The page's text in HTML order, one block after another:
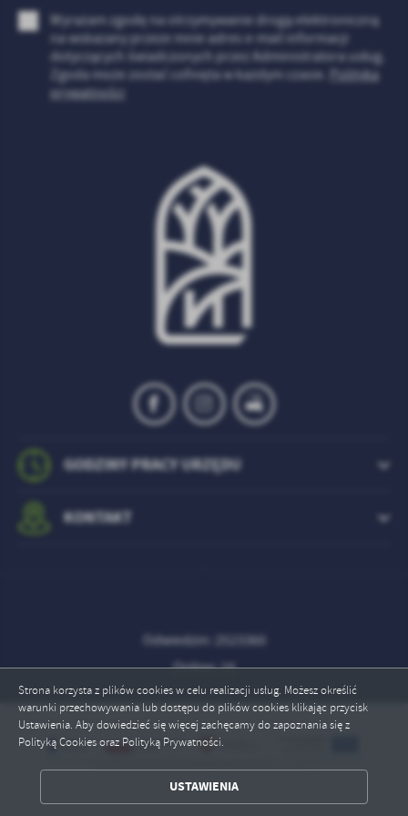
Wyrażam zgodę na otrzymywanie drogą elektroniczną
na wskazany przeze mnie adres e-mail informacji
dotyczących świadczonych przez Administratora usług.
Zgoda może zostać cofnięta w każdym czasie.
Polityka
prywatności
GODZINY PRACY URZĘDU
KONTAKT
Odwiedzin: 2523360
Online: 19
Strona korzysta z plików cookies w celu realizacji usług. Możesz określić
warunki przechowywania lub dostępu do plików cookies klikając przycisk
Ustawienia. Aby dowiedzieć się więcej zachęcamy do zapoznania się z
Polityką Cookies oraz Polityką Prywatności.
USTAWIENIA
Firmy te działają w charakterze pośredników prezentujących nasze
treści w postaci wiadomości, ofert, komunikatów mediów
społecznościowych.
ZAPISZ WYBRANE